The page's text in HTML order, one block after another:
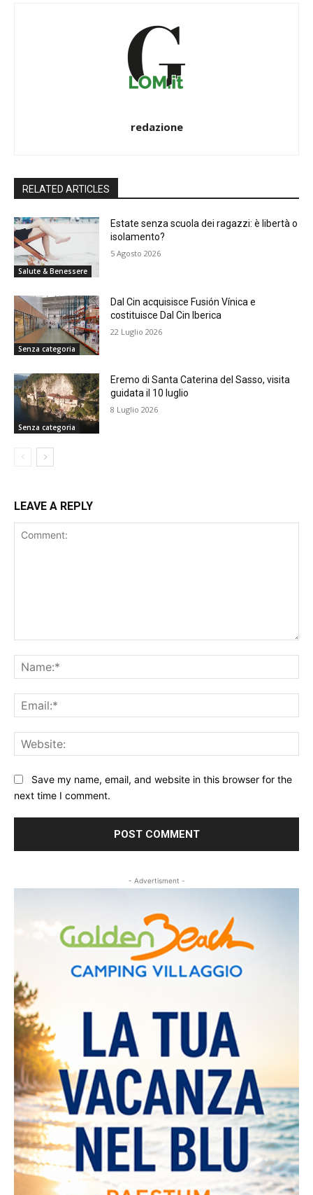
redazione
RELATED ARTICLES
Salute & Benessere
Estate senza scuola dei ragazzi: è libertà o
isolamento?
5 Agosto 2026
Senza categoria
Dal Cin acquisisce Fusión Vínica e
costituisce Dal Cin Iberica
22 Luglio 2026
Senza categoria
Eremo di Santa Caterina del Sasso, visita
guidata il 10 luglio
8 Luglio 2026
LEAVE A REPLY
Save my name, email, and website in this browser for the
next time I comment.
- Advertisment -